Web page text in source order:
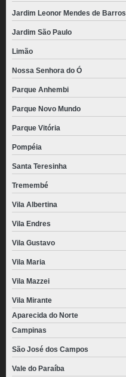
Jardim Leonor Mendes de Barros
Jardim São Paulo
Limão
Nossa Senhora do Ó
Parque Anhembi
Parque Novo Mundo
Parque Vitória
Pompéia
Santa Teresinha
Tremembé
Vila Albertina
Vila Endres
Vila Gustavo
Vila Maria
Vila Mazzei
Vila Mirante
Aparecida do Norte
Campinas
São José dos Campos
Vale do Paraíba